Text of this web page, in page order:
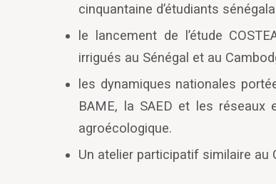
cinquantaine d’étudiants
le lancement de l’étude
irrigués au Sénégal et au
les dynamiques nationales
BAME, la SAED et les réseaux
agroécologique.
Un atelier participatif similaire au